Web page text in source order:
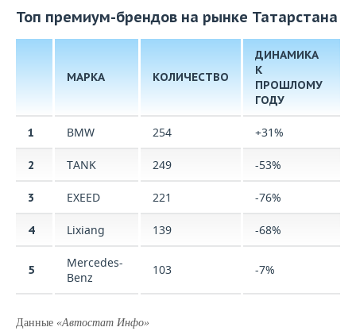
Топ премиум-брендов на рынке Татарстана
МАРКА КОЛИЧЕСТВО
ДИНАМИКА
К
ПРОШЛОМУ
ГОДУ
1 BMW 254 +31%
2 TANK 249 -53%
3 EXEED 221 -76%
4 Lixiang 139 -68%
5
Mercedes-
Benz
103 -7%
Данные «Автостат Инфо»